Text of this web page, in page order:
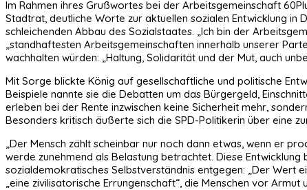
Im Rahmen ihres Grußwortes bei der Arbeitsgemeinschaft
Stadtrat, deutliche Worte zur aktuellen sozialen Entwicklung in
schleichenden Abbau des Sozialstaates. „Ich bin der
„standhaftesten Arbeitsgemeinschaften innerhalb unserer
wachhalten würden: „Haltung, Solidarität und der Mut, auch
Mit Sorge blickte König auf gesellschaftliche und politische
Beispiele nannte sie die Debatten um das Bürgergeld,
erleben bei der Rente inzwischen keine Sicherheit mehr,
Besonders kritisch äußerte sich die SPD-Politikerin über eine
„Der Mensch zählt scheinbar nur noch dann etwas, wenn er
werde zunehmend als Belastung betrachtet. Diese
sozialdemokratisches Selbstverständnis entgegen: „Der Wert
„eine zivilisatorische Errungenschaft“, die Menschen vor Armut